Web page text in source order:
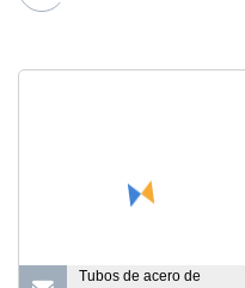
Tubos de acero de